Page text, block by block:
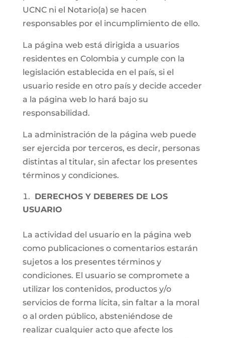
UCNC ni el Notario(a) se hacen
responsables por el incumplimiento de ello.
La página web está dirigida a usuarios
residentes en Colombia y cumple con la
legislación establecida en el país, si el
usuario reside en otro país y decide acceder
a la página web lo hará bajo su
responsabilidad.
La administración de la página web puede
ser ejercida por terceros, es decir, personas
distintas al titular, sin afectar los presentes
términos y condiciones.
DERECHOS Y DEBERES DE LOS
USUARIO
La actividad del usuario en la página web
como publicaciones o comentarios estarán
sujetos a los presentes términos y
condiciones. El usuario se compromete a
utilizar los contenidos, productos y/o
servicios de forma lícita, sin faltar a la moral
o al orden público, absteniéndose de
realizar cualquier acto que afecte los